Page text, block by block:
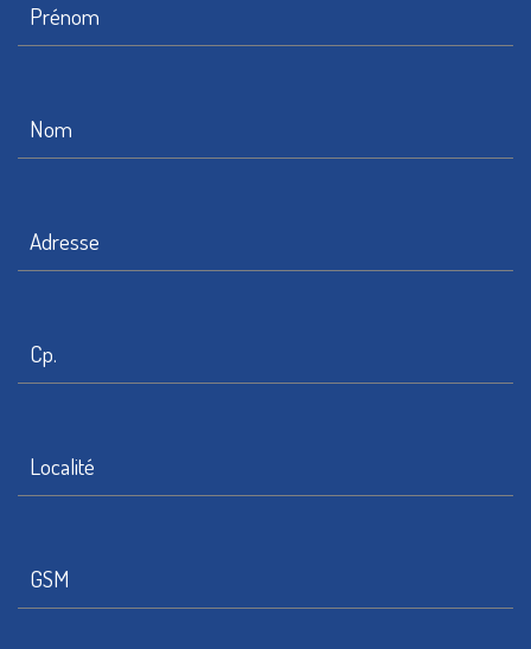
Prénom
Nom
Adresse
Cp.
Localité
GSM